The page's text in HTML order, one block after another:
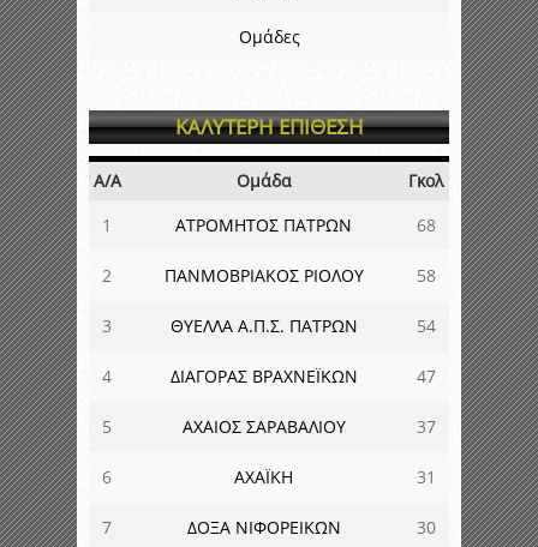
Ομάδες
ΚΑΛΥΤΕΡΗ ΕΠΙΘΕΣΗ
Α/Α Ομάδα
Γκολ
1
ΑΤΡΟΜΗΤΟΣ ΠΑΤΡΩΝ 68
2 ΠΑΝΜΟΒΡΙΑΚΟΣ ΡΙΟΛΟΥ 58
3 ΘΥΕΛΛΑ Α.Π.Σ. ΠΑΤΡΩΝ 54
4 ΔΙΑΓΟΡΑΣ ΒΡΑΧΝΕΪΚΩΝ 47
5 ΑΧΑΙΟΣ ΣΑΡΑΒΑΛΙΟΥ 37
6 ΑΧΑΪΚΗ 31
7 ΔΟΞΑ ΝΙΦΟΡΕΙΚΩΝ 30